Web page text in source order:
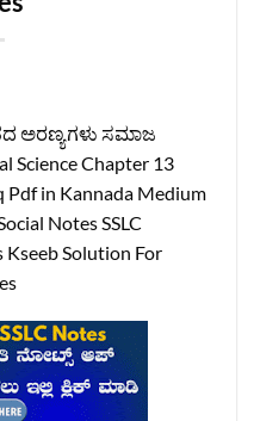
ಅರಣ್ಯಗಳು ಸಮಾಜ
Science Chapter 13
in Kannada Medium
Notes SSLC
Solution For